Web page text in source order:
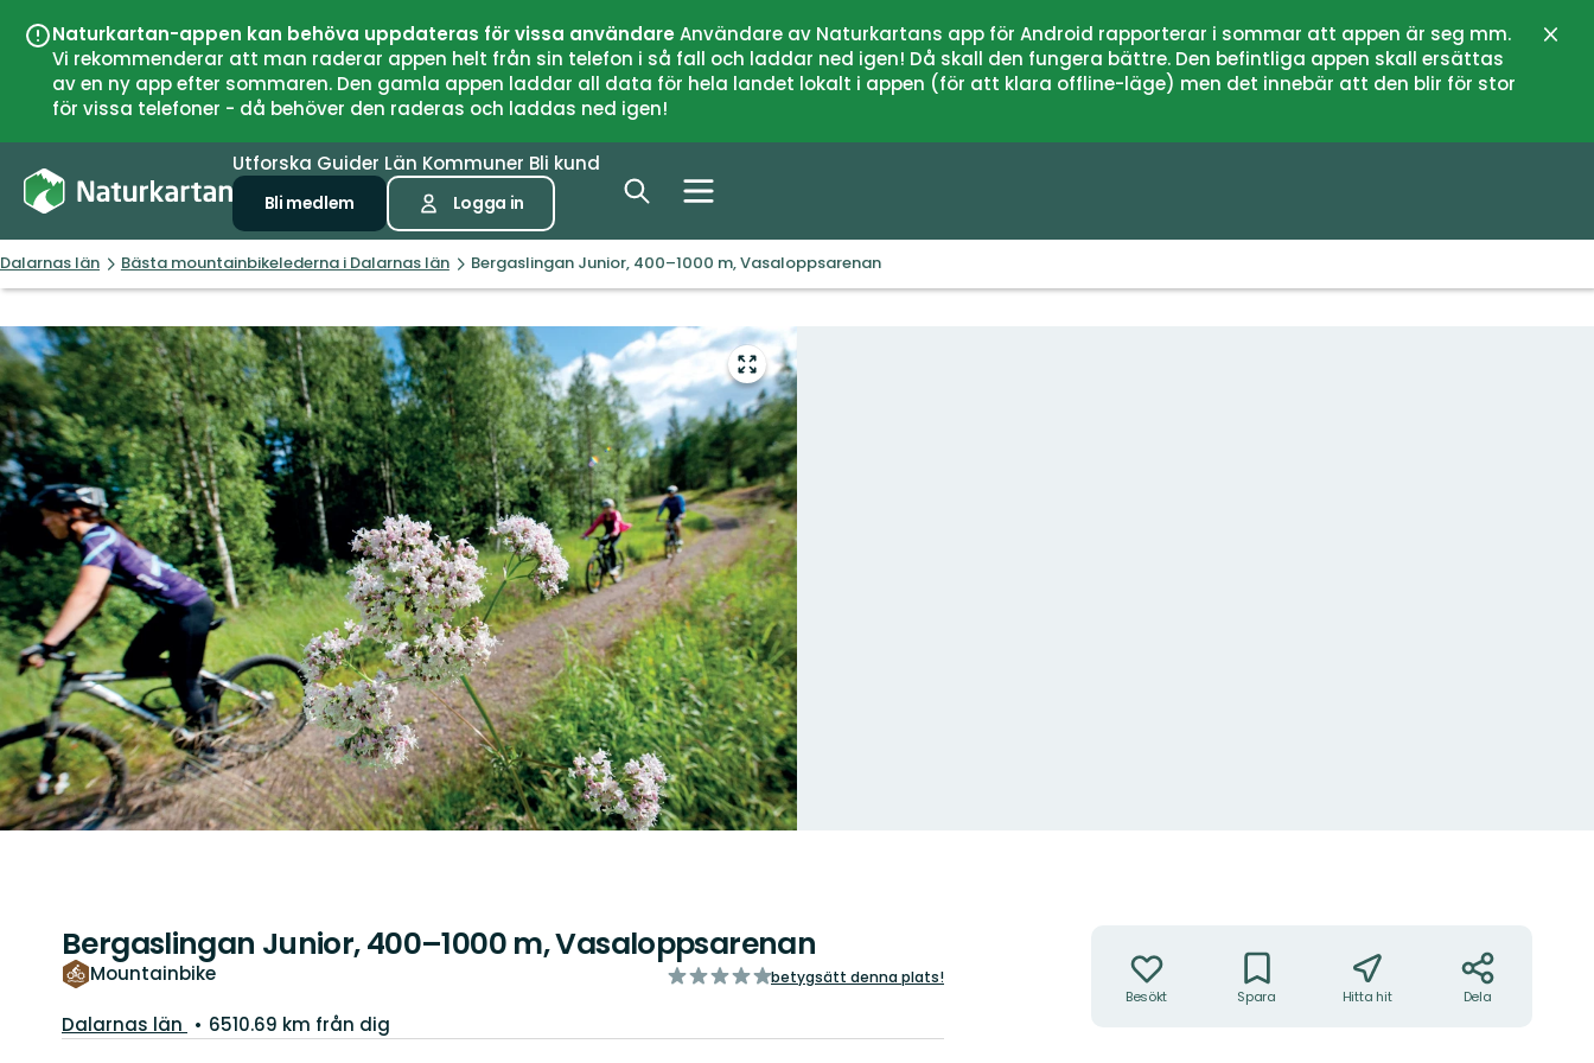
Naturkartan-appen kan behöva uppdateras för vissa användareAnvändare av Naturkartans app för Android rapporterar i sommar att appen är seg mm.
Vi rekommenderar att man raderar appen helt från sin telefon i så fall och laddar ned igen! Då skall den fungera bättre. Den befintliga appen skall ersättas
av en ny app efter sommaren. Den gamla appen laddar all data för hela landet lokalt i appen (för att klara offline-läge) men det innebär att den blir för stor
för vissa telefoner - då behöver den raderas och laddas ned igen!
Utforska Guider Län Kommuner Bli kund
Bli medlem Logga in
Dalarnas län Bästa mountainbikelederna i Dalarnas län Bergaslingan Junior, 400–1000 m, Vasaloppsarenan
Gå
till
helskärmsläge
Bergaslingan Junior, 400–1000 m, Vasaloppsarenan
Mountainbike
av
betygsätt denna plats!
Län:
Dalarnas län 6510.69 km från dig
Besökt Spara Hitta hit Dela